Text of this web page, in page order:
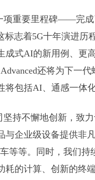
项重要里程碑——完成
标志着5G十年演进
成式AI的新用例、更
还将为下一
将包括AI、通感一体
持不懈地创新，致
与企业级设备提供非
等等。同时，我们
耗的计算、创新的终